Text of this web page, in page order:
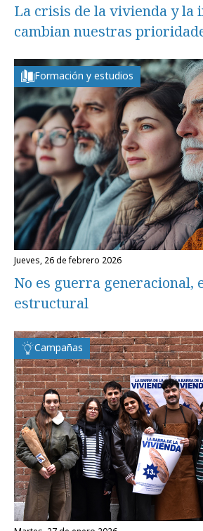
La crisis de la vivienda y la
cambian nuestras
Formación y estudios
jueves, 26 de febrero 2026
No es guerra generacional,
estructural
Campañas